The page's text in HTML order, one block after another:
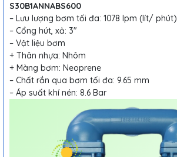
S30B1ANNABS600
– Lưu lượng bơm tối đa: 1078 lpm (lít/ phút)
– Cổng hút, xả: 3″
– Vật liệu bơm
+ Thân nhựa: Nhôm
+ Màng bơm: Neoprene
– Chất rắn qua bơm tối đa: 9.65 mm
– Áp suất khí nén: 8.6 Bar